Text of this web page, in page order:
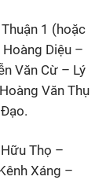
1 (hoặc
Diệu –
Văn Cừ – Lý
Văn Thụ
Thọ –
Xáng –